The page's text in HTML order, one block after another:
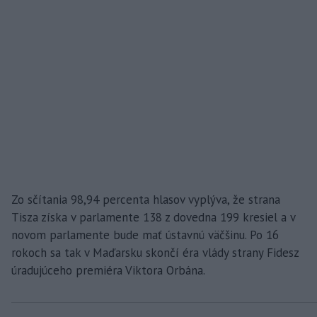
Zo sčítania 98,94 percenta hlasov vyplýva, že strana
Tisza získa v parlamente 138 z dovedna 199 kresiel a v
novom parlamente bude mať ústavnú väčšinu. Po 16
rokoch sa tak v Maďarsku skončí éra vlády strany Fidesz
úradujúceho premiéra Viktora Orbána.